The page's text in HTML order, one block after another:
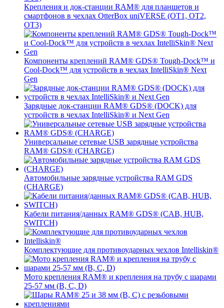
Крепления и док-станции RAM® для планшетов и
смартфонов в чехлах OtterBox uniVERSE (OT1, OT2,
OT3)
Компоненты креплений RAM® GDS® Tough-Dock™ и
Cool-Dock™ для устройств в чехлах IntelliSkin® Next
Gen
Зарядные док-станции RAM® GDS® (DOCK) для
устройств в чехлах IntelliSkin® и Next Gen
Универсальные сетевые USB зарядные устройства
RAM® GDS® (CHARGE)
Автомобильные зарядные устройства RAM GDS
(CHARGE)
Кабели питания/данных RAM® GDS® (CAB, HUB,
SWITCH)
Комплектующие для противоударных чехлов Intelliskin®
Мото крепления RAM® и крепления на трубу с шарами
25-57 мм (B, C, D)